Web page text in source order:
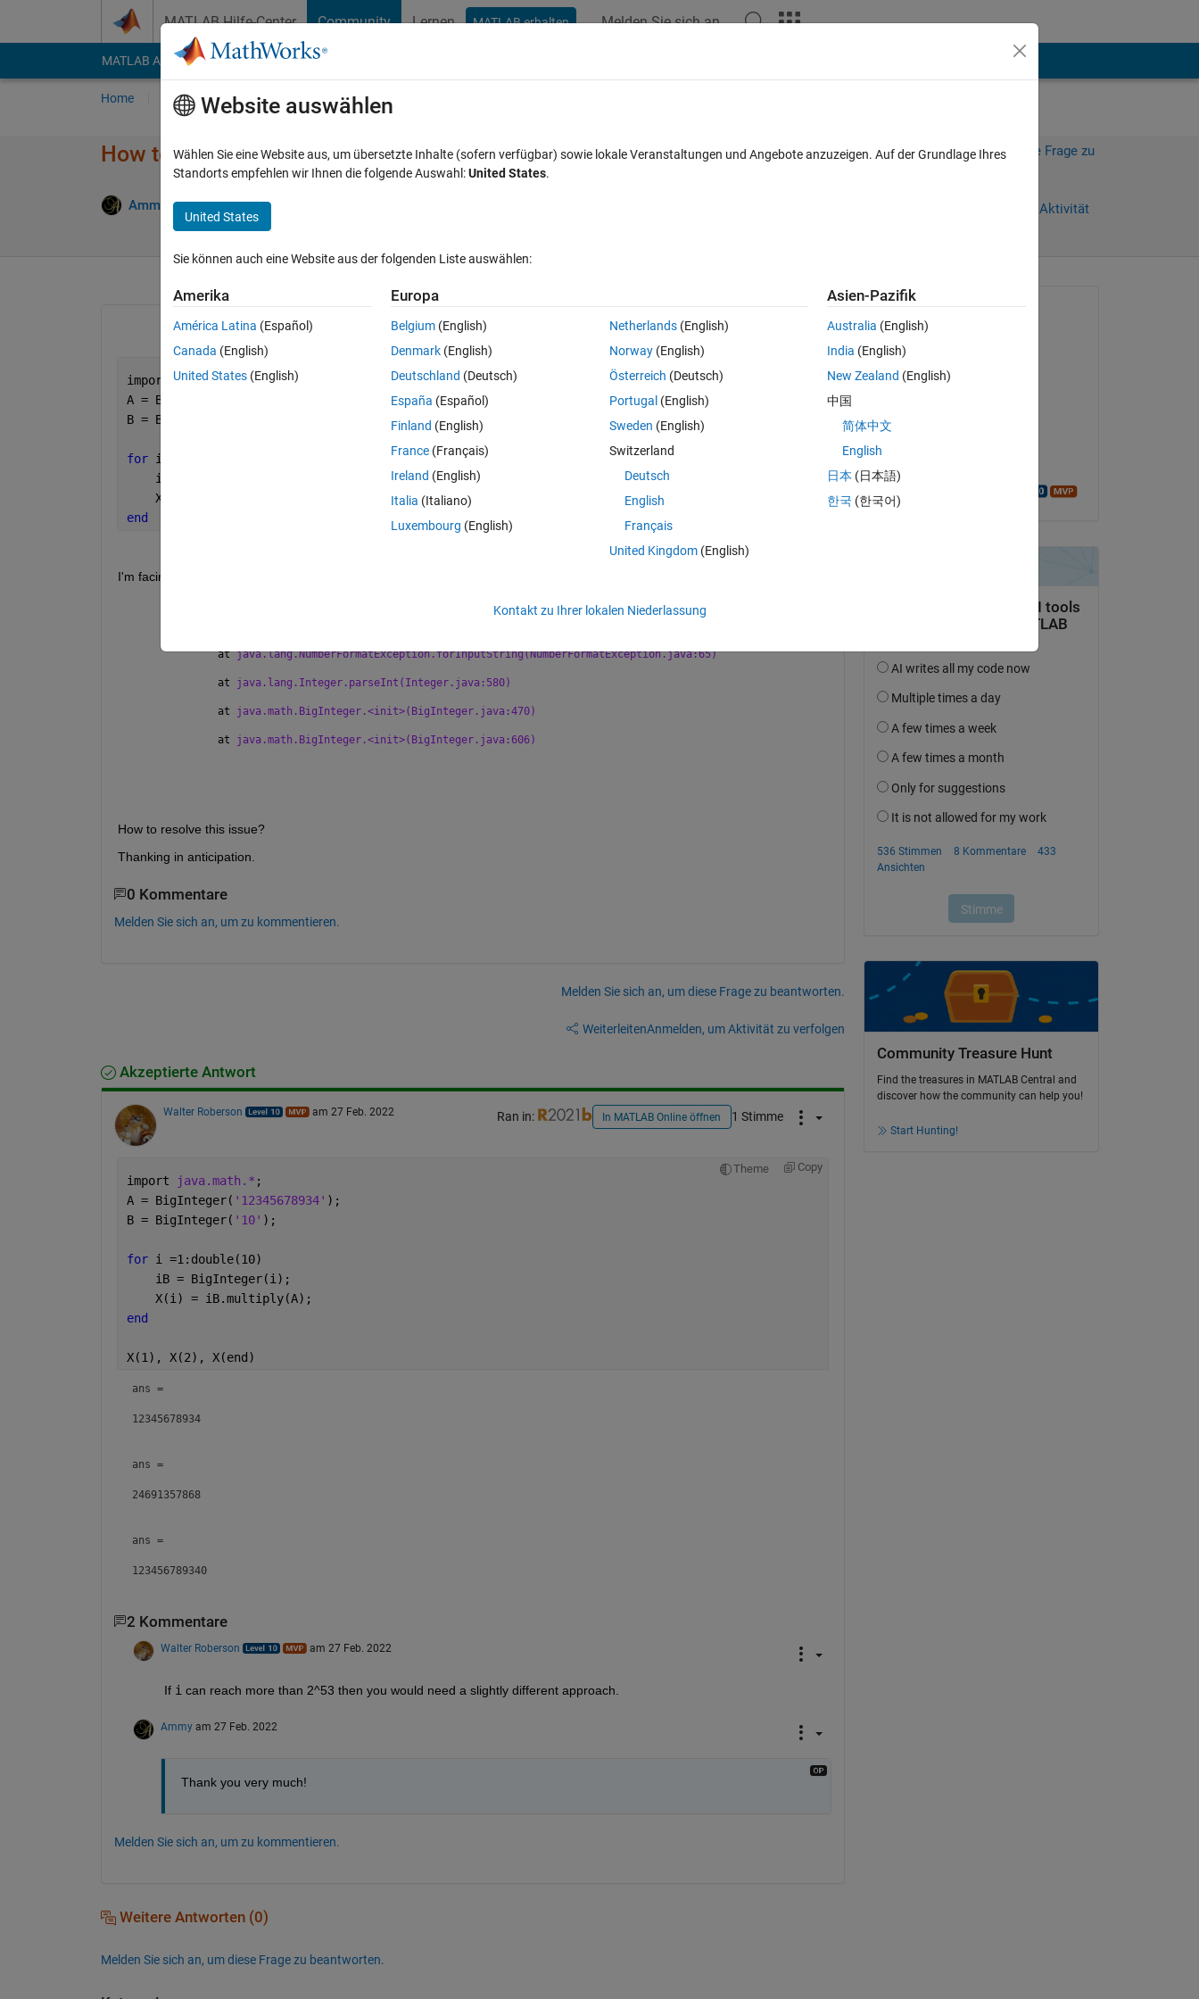
MATLAB Hilfe-Center Community Lernen MATLAB erhalten Melden Sie sich an
MATLAB Answers File Exchange Cody
Home Fragen Antworten Durchsuchen
How to resolve the problem in for loop?
Ammy 27 Feb. 2022 1 Antwort
Melden Sie sich an, um diese Frage zu
Anmelden, um Aktivität
In MATLAB Online öffnen 0 Stimmen
import java.math.*;
A = BigInteger(
B = BigInteger(
for i =1:double(10)
    i = BigInteger(
    X(i) = i.multiply(A);
end
I'm facing the following error
	at
java.lang.NumberFormatException.forInputString(NumberFormatException.java:65)
	at
java.lang.Integer.parseInt(Integer.java:580)
	at
java.math.BigInteger.<init>(BigInteger.java:470)
	at
java.math.BigInteger.<init>(BigInteger.java:606)
How to resolve this issue?
Thanking in anticipation.
0 Kommentare
Melden Sie sich an, um zu kommentieren.
Melden Sie sich an, um diese Frage zu beantworten.
WeiterleitenAnmelden, um Aktivität zu verfolgen
Akzeptierte Antwort
Walter Roberson am 27 Feb. 2022 Ran in: In MATLAB Online öffnen 1 Stimme
Theme Copy
import java.math.* ;
A = BigInteger( '12345678934' );
B = BigInteger( '10' );
for i =1:double(10)
    iB = BigInteger(i);
    X(i) = iB.multiply(A);
end
X(1), X(2), X(end)
ans =
12345678934
ans =
24691357868
ans =
123456789340
2 Kommentare
Walter Roberson am 27 Feb. 2022
If i can reach more than 2^53 then you would need a slightly different approach.
Ammy am 27 Feb. 2022
Thank you very much!
Melden Sie sich an, um zu kommentieren.
Weitere Antworten (0)
Melden Sie sich an, um diese Frage zu beantworten.
Ammy
am 27 Feb. 2022
am 27 Feb. 2022
Akzeptiert:
Community Treasure Hunt
Find the treasures in MATLAB Central and
discover how the community can help you!
Start Hunting!
Website auswählen
Wählen Sie eine Website aus, um übersetzte Inhalte (sofern verfügbar) sowie lokale Veranstaltungen und Angebote anzuzeigen. Auf der Grundlage Ihres
Standorts empfehlen wir Ihnen die folgende Auswahl:United States.
United States
Sie können auch eine Website aus der folgenden Liste auswählen:
Amerika
América Latina (Español)
Canada (English)
United States (English)
Europa
Belgium (English)
Denmark (English)
Deutschland (Deutsch)
España (Español)
Finland (English)
France (Français)
Ireland (English)
Italia (Italiano)
Luxembourg (English)
Netherlands(English)
Norway(English)
Österreich (Deutsch)
Portugal (English)
Sweden (English)
Switzerland
Deutsch
English
Français
United Kingdom(English)
Asien-Pazifik
Australia (English)
India (English)
New Zealand (English)
中国
简体中文
English
日本 (日本語)
한국 (한국어)
Kontakt zu Ihrer lokalen Niederlassung